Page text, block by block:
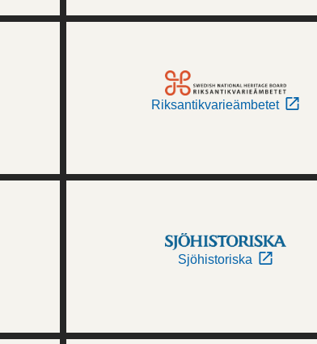
Riksantikvarieämbetet
Sjöhistoriska